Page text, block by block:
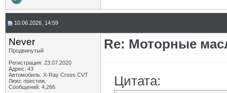
10.06.2026, 14:59
Never
Продвинутый
Регистрация: 23.07.2020
Адрес: 43
Автомобиль: X-Ray Cross CVT
Люкс престиж.
Сообщений: 4,266
Re: Моторные
Цитата: